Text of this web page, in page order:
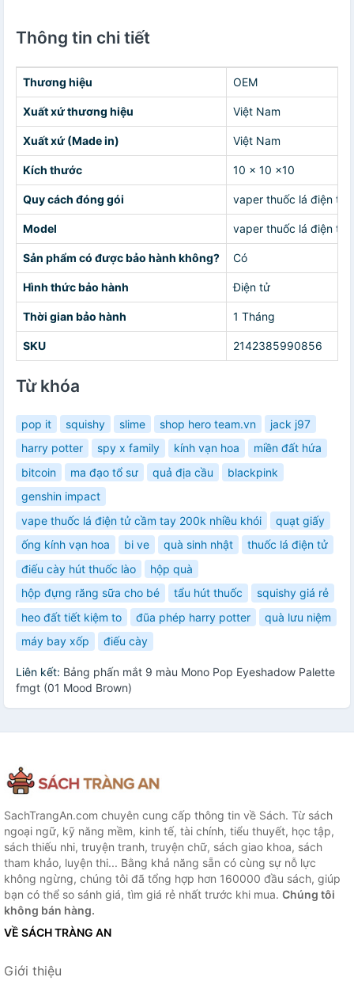
Thông tin chi tiết
Thương hiệu OEM
Xuất xứ thương hiệu Việt Nam
Xuất xứ (Made in) Việt Nam
Kích thước 10 x 10 x10
Quy cách đóng gói vaper thuốc lá điện tử
Model vaper thuốc lá điện tử
Sản phẩm có được bảo hành không? Có
Hình thức bảo hành Điện tử
Thời gian bảo hành 1 Tháng
SKU 2142385990856
Từ khóa
pop it squishy slime shop hero team.vn
jack j97
harry potter
spy x family kính vạn hoa
miền đất hứa
bitcoin
ma đạo tổ sư quả địa cầu
blackpink
genshin impact
vape thuốc lá điện tử cầm tay 200k nhiều khói
quạt giấy
ống kính vạn hoa
bi ve quà sinh nhật
thuốc lá điện tử
điếu cày hút thuốc lào
hộp quà
hộp đựng răng sữa cho bé
tẩu hút thuốc
squishy giá rẻ
heo đất tiết kiệm to
đũa phép harry potter
quà lưu niệm
máy bay xốp
điếu cày
Liên kết: Bảng phấn mắt 9 màu Mono Pop Eyeshadow Palette
fmgt (01 Mood Brown)
SachTrangAn.com chuyên cung cấp thông tin về Sách. Từ sách
ngoại ngữ, kỹ năng mềm, kinh tế, tài chính, tiểu thuyết, học tập,
sách thiếu nhi, truyện tranh, truyện chữ, sách giao khoa, sách
tham khảo, luyện thi... Bằng khả năng sẵn có cùng sự nỗ lực
không ngừng, chúng tôi đã tổng hợp hơn 160000 đầu sách, giúp
bạn có thể so sánh giá, tìm giá rẻ nhất trước khi mua. Chúng tôi
không bán hàng.
VỀ SÁCH TRÀNG AN
Giới thiệu